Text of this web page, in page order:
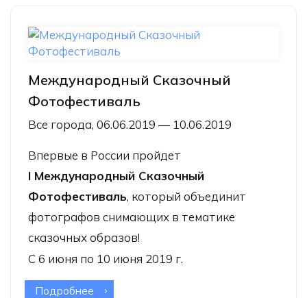
Международный Сказочный
Фотофестиваль
Все города, 06.06.2019 — 10.06.2019
Впервые в России пройдет
I Международный Сказочный
Фотофестиваль, который объединит
фотографов снимающих в тематике
сказочных образов!
С 6 июня по 10 июня 2019 г.
Подробнее о Международный Сказочный